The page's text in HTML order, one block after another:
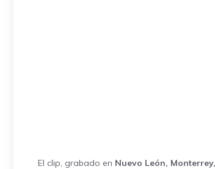
El clip, grabado en Nuevo León,